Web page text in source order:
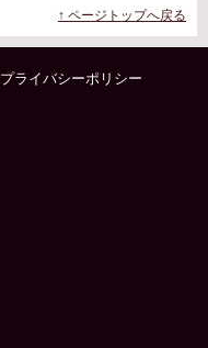
↑ ページトップへ戻る
プライバシーポリシー